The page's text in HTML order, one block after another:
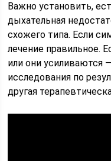
Важно установить,
дыхательная
схожего типа. Если
лечение правильное.
или они усиливаются
исследования по
другая